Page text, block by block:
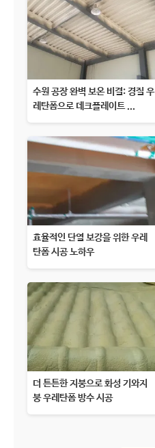
수원 공장 완벽 보온 비결: 경질 우
레탄폼으로 데크플레이트 ...
효율적인 단열 보강을 위한 우레
탄폼 시공 노하우
더 튼튼한 지붕으로 화성 기와지
붕 우레탄폼 방수 시공